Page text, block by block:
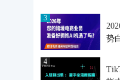
3
势
4